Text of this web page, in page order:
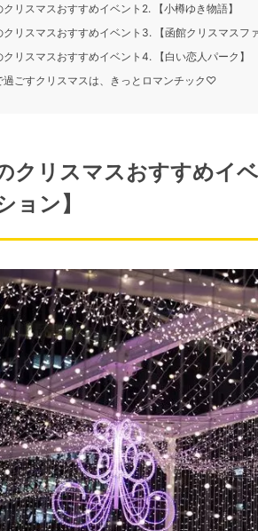
リスマスおすすめイベント2. 【小樽ゆき物語】
リスマスおすすめイベント3. 【函館クリスマスフ
リスマスおすすめイベント4. 【白い恋人パーク】
過ごすクリスマスは、きっとロマンチック♡
クリスマスおすすめイ
ョン】